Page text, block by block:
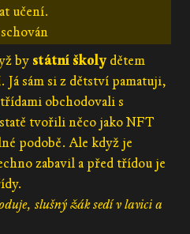
učení.
bystátní školy dětem
Já sám si z dětství pamatuji,
obchodovali s
tvořili něco jako NFT
podobě. Ale když je
zabavil a před třídou je
slušný žák sedí v lavici a